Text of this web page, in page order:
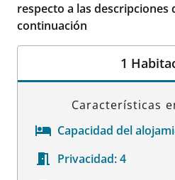
respecto a las descripciones
continuación
1
Características
Capacidad del
Privacidad:4